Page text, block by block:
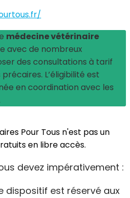
médecine vétérinaire
avec de nombreux
des consultations à tarif
L’éligibilité est
en coordination avec les
Pour Tous n'est pas un
en libre accès.
devez impérativement :
dispositif est réservé aux